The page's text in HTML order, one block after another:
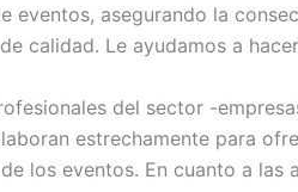
eventos, asegurando la
calidad. Le ayudamos a
del sector -
estrechamente para
los eventos. En cuanto a